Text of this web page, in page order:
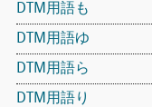
DTM用語も
DTM用語ゆ
DTM用語ら
DTM用語り